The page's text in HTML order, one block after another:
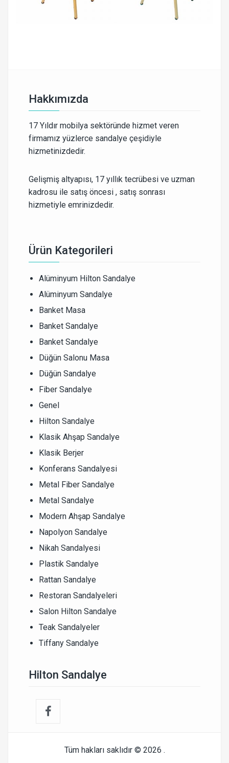
Hakkımızda
17 Yıldır mobilya sektöründe hizmet veren
firmamız yüzlerce sandalye çeşidiyle
hizmetinizdedir.
Gelişmiş altyapısı, 17 yıllık tecrübesi ve uzman
kadrosu ile satış öncesi , satış sonrası
hizmetiyle emrinizdedir.
Ürün Kategorileri
Alüminyum Hilton Sandalye
Alüminyum Sandalye
Banket Masa
Banket Sandalye
Banket Sandalye
Düğün Salonu Masa
Düğün Sandalye
Fiber Sandalye
Genel
Hilton Sandalye
Klasik Ahşap Sandalye
Klasik Berjer
Konferans Sandalyesi
Metal Fiber Sandalye
Metal Sandalye
Modern Ahşap Sandalye
Napolyon Sandalye
Nikah Sandalyesi
Plastik Sandalye
Rattan Sandalye
Restoran Sandalyeleri
Salon Hilton Sandalye
Teak Sandalyeler
Tiffany Sandalye
Hilton Sandalye
Tüm hakları saklıdır © 2026 .